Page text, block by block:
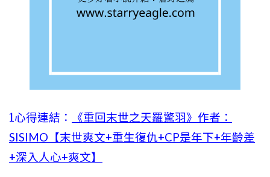
1心得連結：
《重回末世之天羅驚羽》作者：
SISIMO【末世爽文+重生復仇+CP是年下+年齡差
+深入人心+爽文】